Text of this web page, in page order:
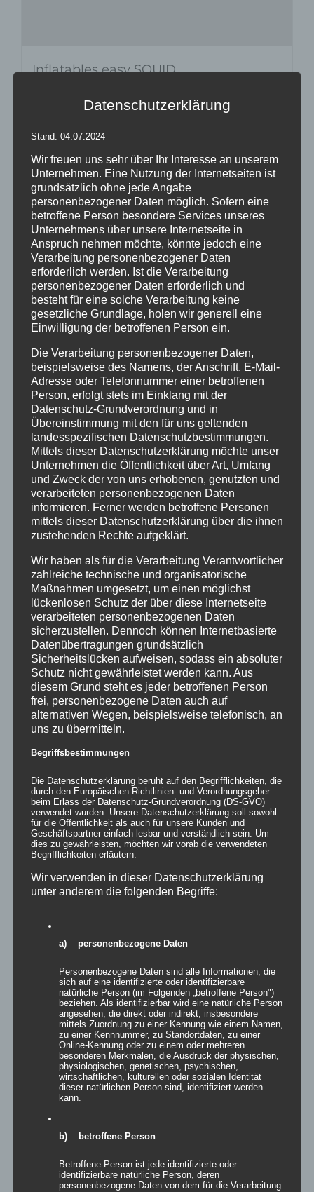
Inflatables easy SQUID
zur Wunschliste
Inflatables easy LOOP
Bewertet
mit5.00 von
5
Details
zur Wunschliste
Inflatables AIRPASS
Bewertet
mit5.00von
5
Details
zur Wunschliste
Inflatables AIRSOCCER
5.00
zur Wunschliste
Datenschutzerklärung
Stand: 04.07.2024
Wir freuen uns sehr über Ihr Interesse an unserem
Unternehmen. Eine Nutzung der Internetseiten ist
grundsätzlich ohne jede Angabe
personenbezogener Daten möglich. Sofern eine
betroffene Person besondere Services unseres
Unternehmens über unsere Internetseite in
Anspruch nehmen möchte, könnte jedoch eine
Verarbeitung personenbezogener Daten
erforderlich werden. Ist die Verarbeitung
personenbezogener Daten erforderlich und
besteht für eine solche Verarbeitung keine
gesetzliche Grundlage, holen wir generell eine
Einwilligung der betroffenen Person ein.
Die Verarbeitung personenbezogener Daten,
beispielsweise des Namens, der Anschrift, E-Mail-
Adresse oder Telefonnummer einer betroffenen
Person, erfolgt stets im Einklang mit der
Datenschutz-Grundverordnung und in
Übereinstimmung mit den für uns geltenden
landesspezifischen Datenschutzbestimmungen.
Mittels dieser Datenschutzerklärung möchte unser
Unternehmen die Öffentlichkeit über Art, Umfang
und Zweck der von uns erhobenen, genutzten und
verarbeiteten personenbezogenen Daten
informieren. Ferner werden betroffene Personen
mittels dieser Datenschutzerklärung über die ihnen
zustehenden Rechte aufgeklärt.
Wir haben als für die Verarbeitung Verantwortlicher
zahlreiche technische und organisatorische
Maßnahmen umgesetzt, um einen möglichst
lückenlosen Schutz der über diese Internetseite
verarbeiteten personenbezogenen Daten
sicherzustellen. Dennoch können Internetbasierte
Datenübertragungen grundsätzlich
Sicherheitslücken aufweisen, sodass ein absoluter
Schutz nicht gewährleistet werden kann. Aus
diesem Grund steht es jeder betroffenen Person
frei, personenbezogene Daten auch auf
alternativen Wegen, beispielsweise telefonisch, an
uns zu übermitteln.
Begriffsbestimmungen
Die Datenschutzerklärung beruht auf den Begrifflichkeiten, die
durch den Europäischen Richtlinien- und Verordnungsgeber
beim Erlass der Datenschutz-Grundverordnung (DS-GVO)
verwendet wurden. Unsere Datenschutzerklärung soll sowohl
für die Öffentlichkeit als auch für unsere Kunden und
Geschäftspartner einfach lesbar und verständlich sein. Um
dies zu gewährleisten, möchten wir vorab die verwendeten
Begrifflichkeiten erläutern.
Wir verwenden in dieser Datenschutzerklärung
unter anderem die folgenden Begriffe:
a) personenbezogene Daten
Personenbezogene Daten sind alle Informationen, die
sich auf eine identifizierte oder identifizierbare
natürliche Person (im Folgenden „betroffene Person")
beziehen. Als identifizierbar wird eine natürliche Person
angesehen, die direkt oder indirekt, insbesondere
mittels Zuordnung zu einer Kennung wie einem Namen,
zu einer Kennnummer, zu Standortdaten, zu einer
Online-Kennung oder zu einem oder mehreren
besonderen Merkmalen, die Ausdruck der physischen,
physiologischen, genetischen, psychischen,
wirtschaftlichen, kulturellen oder sozialen Identität
dieser natürlichen Person sind, identifiziert werden
kann.
b) betroffene Person
Betroffene Person ist jede identifizierte oder
identifizierbare natürliche Person, deren
personenbezogene Daten von dem für die Verarbeitung